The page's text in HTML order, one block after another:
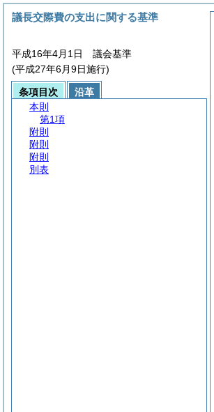
議長交際費の支出に関する基準
平成16年4月1日 議会基準
(平成27年6月9日施行)
条項目次
沿革
本則
第1項
附則
附則
附則
別表